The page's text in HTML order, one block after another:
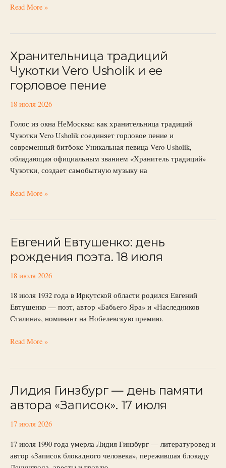
Read More »
Хранительница традиций
Чукотки Vero Usholik и ее
горловое пение
18 июля 2026
Голос из окна НеМосквы: как хранительница традиций
Чукотки Vero Usholik соединяет горловое пение и
современный битбокс Уникальная певица Vero Usholik,
обладающая официальным званием «Хранитель традиций»
Чукотки, создает самобытную музыку на
Хранительница
традиций
Чукотки
Vero
Usholik
ее
горловое
пение
Read More »
Евгений Евтушенко: день
рождения поэта. 18 июля
18 июля 2026
18 июля 1932 года в Иркутской области родился Евгений
Евтушенко — поэт, автор «Бабьего Яра» и «Наследников
Сталина», номинант на Нобелевскую премию.
Евгений
день
рождения
18
июля
Read More »
Лидия Гинзбург — день памяти
автора «Записок». 17 июля
17 июля 2026
17 июля 1990 года умерла Лидия Гинзбург — литературовед и
автор «Записок блокадного человека», пережившая блокаду
Лидия
—
день
автора
«Записок».